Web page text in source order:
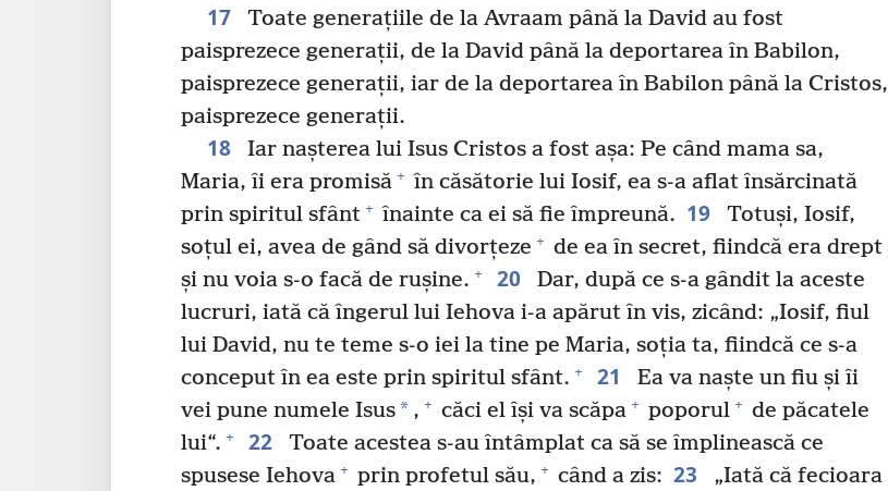
17
Toate generațiile de la Avraam până la David au fost
paisprezece generații, de la David până la deportarea în Babilon,
paisprezece generații, iar de la deportarea în Babilon până la Cristos,
paisprezece generații.
18
Iar nașterea lui Isus Cristos a fost așa: Pe când mama sa,
Maria, îi era promisă + în căsătorie lui Iosif, ea s-a aflat însărcinată
prin spiritul sfânt + înainte ca ei să fie împreună. 19
Totuși, Iosif,
soțul ei, avea de gând să divorțeze + de ea în secret, fiindcă era drept
și nu voia s-o facă de rușine. + 20
Dar, după ce s-a gândit la aceste
lucruri, iată că îngerul lui Iehova i-a apărut în vis, zicând: „Iosif, fiul
lui David, nu te teme s-o iei la tine pe Maria, soția ta, fiindcă ce s-a
conceput în ea este prin spiritul sfânt. + 21
Ea va naște un fiu și îi
vei pune numele Isus* , + căci el își va scăpa + poporul + de păcatele
lui“. + 22
Toate acestea s-au întâmplat ca să se împlinească ce
spusese Iehova + prin profetul său, + când a zis: 23 „Iată că fecioara